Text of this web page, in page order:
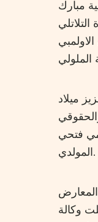
مبارك
ميلاد
فتحي
المولدي.
وكالة